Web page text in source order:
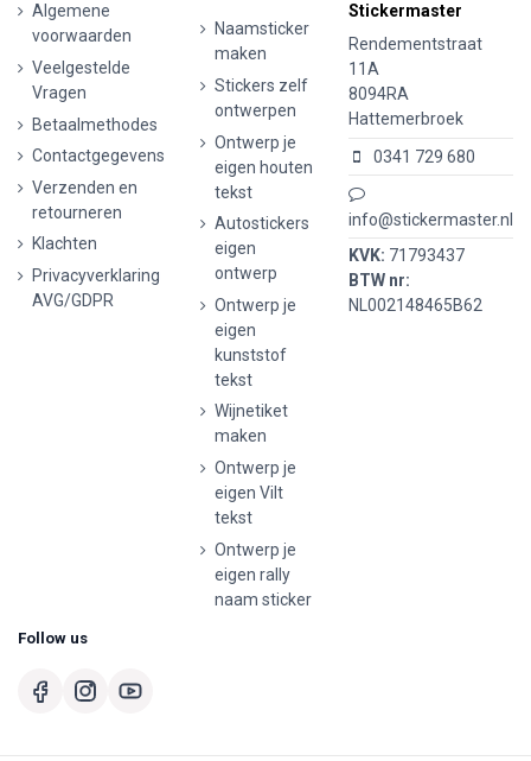
Algemene
voorwaarden
Veelgestelde
Vragen
Betaalmethodes
Contactgegevens
Verzenden en
retourneren
Klachten
Privacyverklaring
AVG/GDPR
Naamsticker
maken
Stickers zelf
ontwerpen
Ontwerp je
eigen houten
tekst
Autostickers
eigen
ontwerp
Ontwerp je
eigen
kunststof
tekst
Wijnetiket
maken
Ontwerp je
eigen Vilt
tekst
Ontwerp je
eigen rally
naam sticker
Stickermaster
Rendementstraat
11A
8094RA
Hattemerbroek
0341 729 680
info@stickermaster.nl
KVK: 71793437
BTW nr:
NL002148465B62
Follow us